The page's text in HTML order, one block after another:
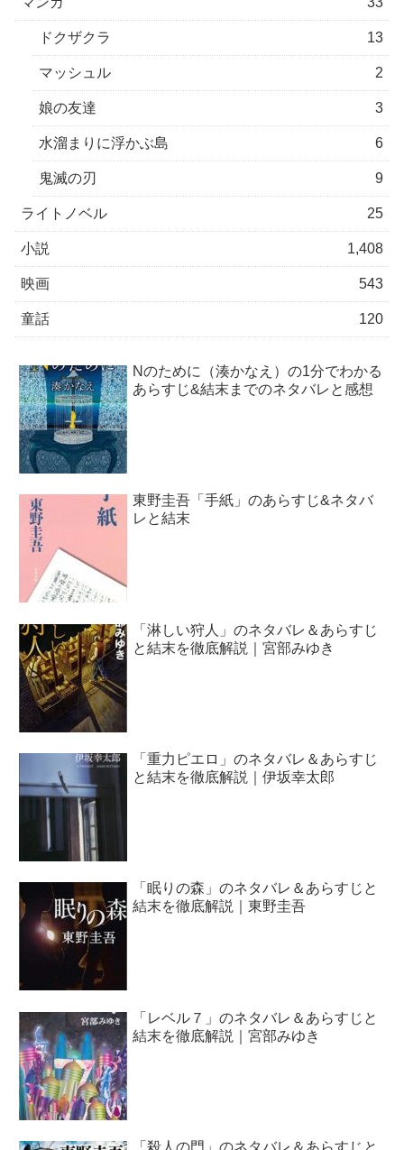
ドクザクラ 13
マッシュル 2
娘の友達 3
水溜まりに浮かぶ島 6
鬼滅の刃 9
ライトノベル 25
小説 1,408
映画 543
童話 120
Nのために（湊かなえ）の1分でわかる
あらすじ&結末までのネタバレと感想
東野圭吾「手紙」のあらすじ&ネタバ
レと結末
「淋しい狩人」のネタバレ＆あらすじ
と結末を徹底解説｜宮部みゆき
「重力ピエロ」のネタバレ＆あらすじ
と結末を徹底解説｜伊坂幸太郎
「眠りの森」のネタバレ＆あらすじと
結末を徹底解説｜東野圭吾
「レベル７」のネタバレ＆あらすじと
結末を徹底解説｜宮部みゆき